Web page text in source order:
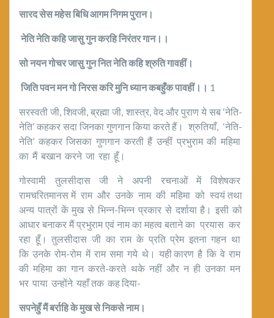
सारद सेस महेस बिधि आगम निगम पुरान।
नेति नेति कहि जासु गुन करहि निरंतर गान।।
सो नयन गोचर जासु गुन नित नेति कहि श्रुति गावहीं।
जिति पवन मन गो निरस करि मुनि ध्यान कबहुँक पावहीं।। 1
सरस्वती जी, शिवजी, ब्रह्मा जी, शास्त्र, वेद और पुराण ये सब ‘नेति-
नेति’ कहकर सदा जिनका गुणगान किया करते हैं। श्रुतियाँ, ‘नेति-
नेति’ कहकर जिसका गुणगान करती हैं उन्हीं प्रभुराम की महिमा
का मैं बखान करने जा रहा हूँ।
गोस्वामी तुलसीदास जी ने अपनी रचनाओं में विशेषकर
रामचरितमानस में राम और उनके नाम की महिमा को स्वयं तथा
अन्य पात्रों कें मुख से भिन्न-भिन्न प्रकार से दर्शाया है। इसी को
आधार बनाकर मैं प्रभुराम एवं नाम का महत्व बताने का प्रयास कर
रहा हूँ। तुलसीदास जी का राम के प्रति प्रेम इतना गहन था
कि उनके रोम-रोम में राम समा गये थे। यही कारण है कि वे राम
की महिमा का गान करते-करते थके नहीं और न ही उनका मन
भर पाया उन्होंने यहाँ तक कह दिया-
सपनेहुँ मैं बर्राहि के मुख से निकसे नाम।